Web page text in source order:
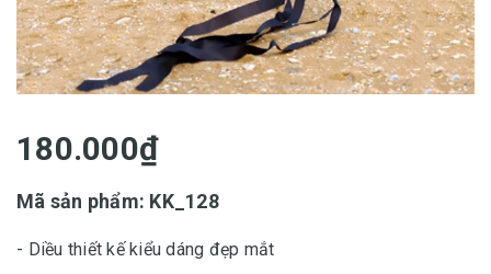
180.000₫
Mã sản phẩm: KK_128
- Diều thiết kế kiểu dáng đẹp mắt